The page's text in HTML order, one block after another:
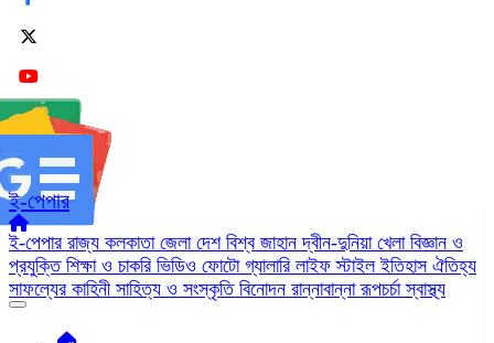
ই-পেপার
ই-পেপার রাজ্য কলকাতা জেলা দেশ বিশ্ব জাহানদ্বীন-দুনিয়া খেলা বিজ্ঞান ও
প্রযুক্তি শিক্ষা ও চাকরি ভিডিও ফোটো গ্যালারি লাইফ স্টাইলইতিহাস ঐতিহ্য
সাফল্যের কাহিনী সাহিত্য ও সংস্কৃতি বিনোদন রান্নাবান্নারূপচর্চাস্বাস্থ্য